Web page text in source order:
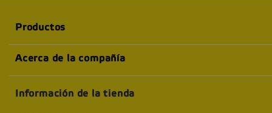
Productos
Acerca de la compañía
Información de la tienda